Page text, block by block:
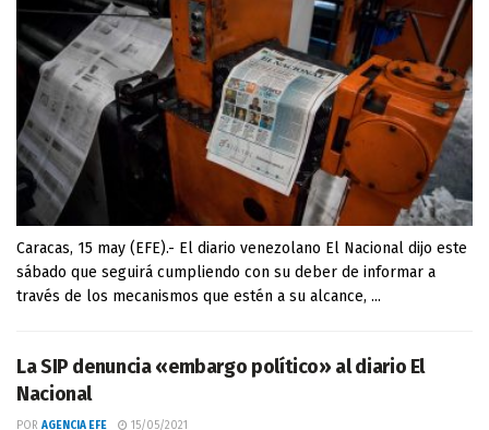
Caracas, 15 may (EFE).- El diario venezolano El Nacional dijo este
sábado que seguirá cumpliendo con su deber de informar a
través de los mecanismos que estén a su alcance, ...
La SIP denuncia «embargo político» al diario El
Nacional
POR AGENCIA EFE 15/05/2021